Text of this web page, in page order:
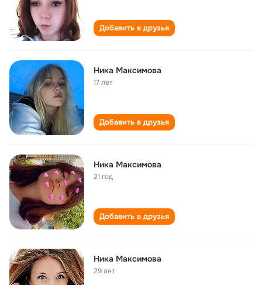
Добавить в друзья
Ника Максимова
17 лет
Добавить в друзья
Ника Максимова
21 год
Добавить в друзья
Ника Максимова
29 лет